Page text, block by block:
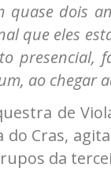
quase dois
que eles
presencial,
ao chegar
de
do Cras,
da